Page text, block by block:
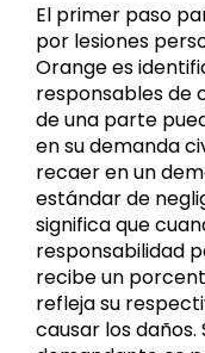
El primer paso
por lesiones
Orange es
responsables de
de una parte
en su demanda
recaer en un
estándar de
significa que
responsabilidad
recibe un
refleja su
causar los daños.